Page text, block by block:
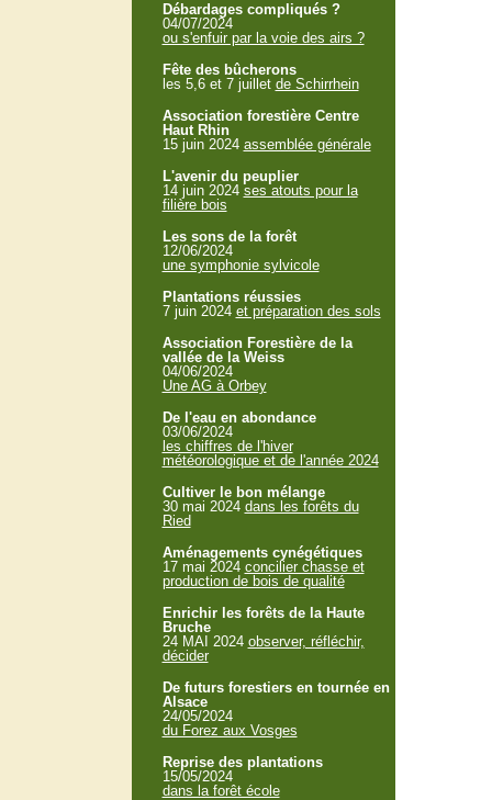
Débardages compliqués ?
04/07/2024
ou s'enfuir par la voie des airs ?
Fête des bûcherons
les 5,6 et 7 juillet de Schirrhein
Association forestière Centre
Haut Rhin
15 juin 2024 assemblée générale
L'avenir du peuplier
14 juin 2024 ses atouts pour la
filière bois
Les sons de la forêt
12/06/2024
une symphonie sylvicole
Plantations réussies
7 juin 2024 et préparation des sols
Association Forestière de la
vallée de la Weiss
04/06/2024
Une AG à Orbey
De l'eau en abondance
03/06/2024
les chiffres de l'hiver
météorologique et de l'année 2024
Cultiver le bon mélange
30 mai 2024 dans les forêts du
Ried
Aménagements cynégétiques
17 mai 2024 concilier chasse et
production de bois de qualité
Enrichir les forêts de la Haute
Bruche
24 MAI 2024 observer, réfléchir,
décider
De futurs forestiers en tournée en
Alsace
24/05/2024
du Forez aux Vosges
Reprise des plantations
15/05/2024
dans la forêt école